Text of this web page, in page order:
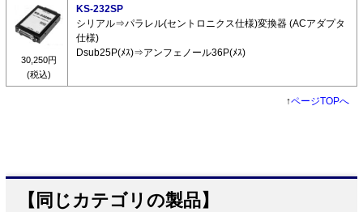
30,250円
(税込)
KS-232SP
シリアル⇒パラレル(セントロニクス仕様)変換器 (ACアダプタ
仕様)
Dsub25P(ﾒｽ)⇒アンフェノール36P(ﾒｽ)
↑ページTOPへ
【同じカテゴリの製品】